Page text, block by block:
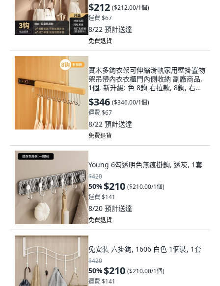
$212 ($212.00/1個)
運費 $67
8/22 預計送達
免費退貨
實木多鉤衣架可伸縮滑軌家用壁掛置物
架吊帶內衣衣櫃門內側收納 副廠商品,
1個, 新升級: 色 8鉤 右拉款, 8鉤, 右拉
款
$346 ($346.00/1個)
運費 $67
8/22 預計送達
免費退貨
Young 6勾透明色無痕掛鉤, 透灰, 1套
$420
50%$210 ($210.00/1個)
運費 $141
8/20 預計送達
免費退貨
免安裝 六掛鉤, 1606 白色 1個裝, 1套
$420
50%$210 ($210.00/1個)
運費 $141